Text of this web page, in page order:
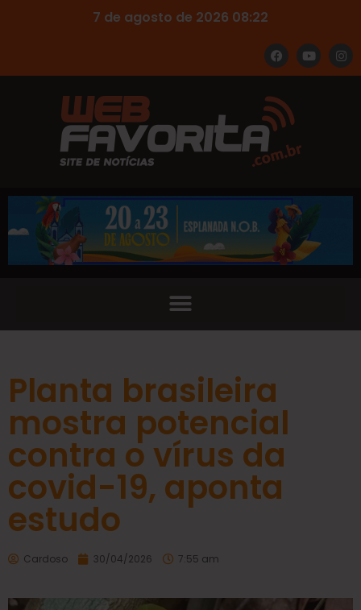
7 de agosto de 2026 08:22
Planta brasileira
mostra potencial
contra o vírus da
covid-19, aponta
estudo
Cardoso 30/04/2026 7:55 am